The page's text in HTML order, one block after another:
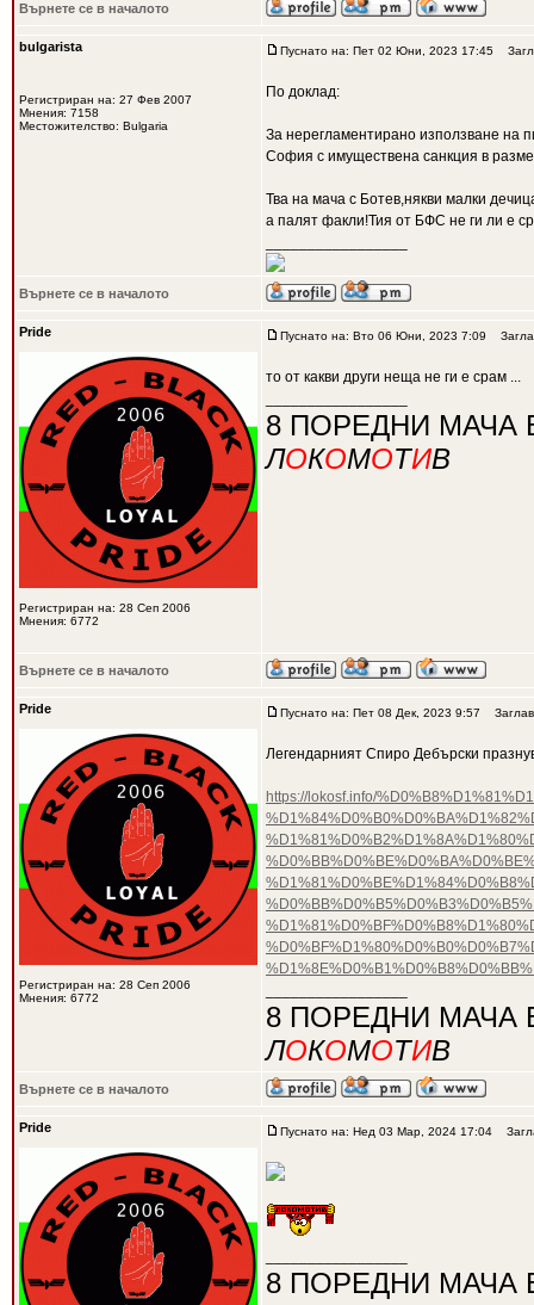
Върнете се в началото
bulgarista
Регистриран на: 27 Фев 2007
Мнения: 7158
Местожителство: Bulgaria
Пуснато на: Пет 02 Юни, 2023 17:45
По доклад:
За нерегламентирано използване на
София с имуществена санкция в
Тва на мача с Ботев,някви малки
а палят факли!Тия от БФС не ги ли е
Върнете се в началото
Pride
Регистриран на: 28 Сеп 2006
Мнения: 6772
Пуснато на: Вто 06 Юни, 2023 7:09
то от какви други неща не ги е срам ...
8 ПОРЕДНИ МАЧА
ЛОКОМОТИВ
Върнете се в началото
Pride
Регистриран на: 28 Сеп 2006
Мнения: 6772
Пуснато на: Пет 08 Дек, 2023 9:57
Легендарният Спиро Дебърски
https://lokosf.info/
8 ПОРЕДНИ МАЧА
ЛОКОМОТИВ
Върнете се в началото
Pride Пуснато на: Нед 03 Мар, 2024 17:04
8 ПОРЕДНИ МАЧА